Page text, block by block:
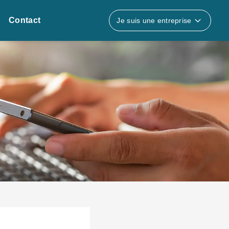
Contact Je suis une entreprise